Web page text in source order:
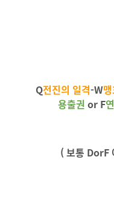
Q전진의 일격-W
용출권 or F
( 보통 DorF